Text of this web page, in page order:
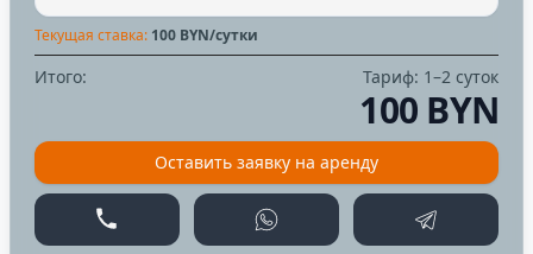
Текущая ставка: 100 BYN/сутки
Итого: Тариф: 1–2 суток
100 BYN
Оставить заявку на аренду
Позвонить WhatsApp Telegram